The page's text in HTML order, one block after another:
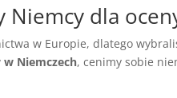
Niemcy dla
w Europie, dlatego
Niemczech, cenimy sobie